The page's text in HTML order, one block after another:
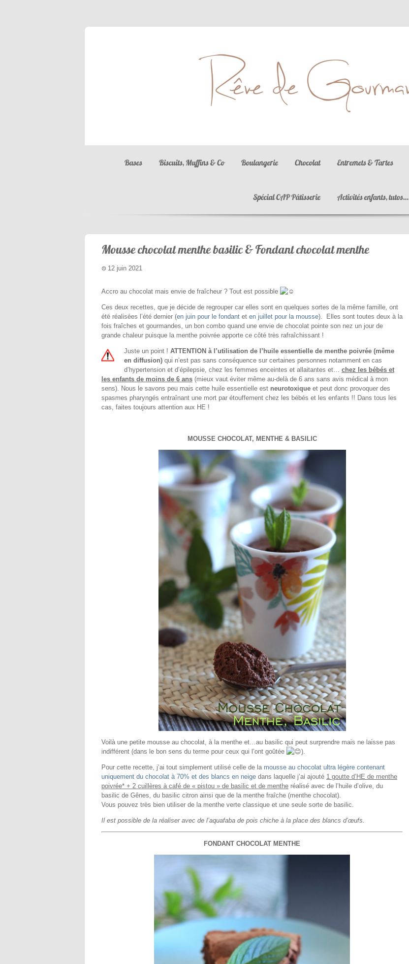
Bases Biscuits, Muffins & Co Boulangerie Chocolat Entremets & Tartes
Spécial CAP Pâtisserie Activités enfants, tutos…
Mousse chocolat menthe basilic & Fondant chocolat menthe
12 juin 2021
Accro au chocolat mais envie de fraîcheur ? Tout est possible
Ces deux recettes, que je décide de regrouper car elles sont en quelques sortes de la même famille, ont
été réalisées l’été dernier (en juin pour le fondant et en juillet pour la mousse). Elles sont toutes deux à la
fois fraîches et gourmandes, un bon combo quand une envie de chocolat pointe son nez un jour de
grande chaleur puisque la menthe poivrée apporte ce côté très rafraîchissant !
Juste un point ! ATTENTION à l’utilisation de l’huile essentielle de menthe poivrée (même
en diffusion) qui n’est pas sans conséquence sur certaines personnes notamment en cas
d’hypertension et d’épilepsie, chez les femmes enceintes et allaitantes et… chez les bébés et
les enfants de moins de 6 ans (mieux vaut éviter même au-delà de 6 ans sans avis médical à mon
sens). Nous le savons peu mais cette huile essentielle est neurotoxique et peut donc provoquer des
spasmes pharyngés entraînant une mort par étouffement chez les bébés et les enfants !! Dans tous les
cas, faites toujours attention aux HE !
MOUSSE CHOCOLAT, MENTHE & BASILIC
Voilà une petite mousse au chocolat, à la menthe et…au basilic qui peut surprendre mais ne laisse pas
indifférent (dans le bon sens du terme pour ceux qui l’ont goûtée
).
Pour cette recette, j’ai tout simplement utilisé celle de la mousse au chocolat ultra légère contenant
uniquement du chocolat à 70% et des blancs en neige dans laquelle j’ai ajouté 1 goutte d’HE de menthe
poivrée* + 2 cuillères à café de « pistou » de basilic et de menthe réalisé avec de l’huile d’olive, du
basilic de Gênes, du basilic citron ainsi que de la menthe fraîche (menthe chocolat).
Vous pouvez très bien utiliser de la menthe verte classique et une seule sorte de basilic.
Il est possible de la réaliser avec de l’aquafaba de pois chiche à la place des blancs d’œufs.
FONDANT CHOCOLAT MENTHE